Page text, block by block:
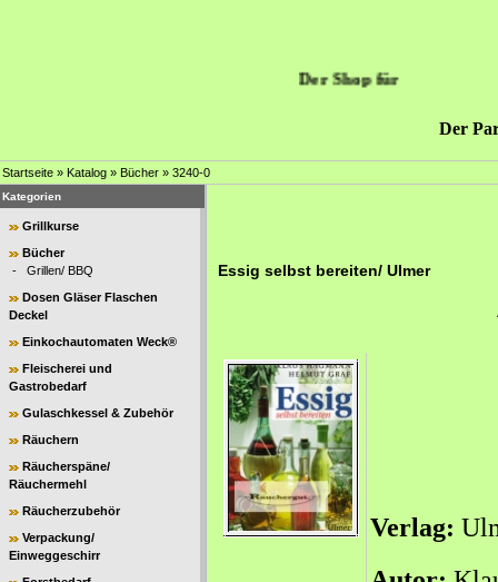
Der Shop für
Der
Startseite » Katalog » Bücher » 3240-0
Kategorien
Grillkurse
Bücher
- Grillen/ BBQ
Dosen Gläser Flaschen
Deckel
Einkochautomaten Weck®
Fleischerei und
Gastrobedarf
Gulaschkessel & Zubehör
Räuchern
Räucherspäne/
Räuchermehl
Räucherzubehör
Verpackung/
Einweggeschirr
Essig selbst bereiten/ Ulmer
Verlag: